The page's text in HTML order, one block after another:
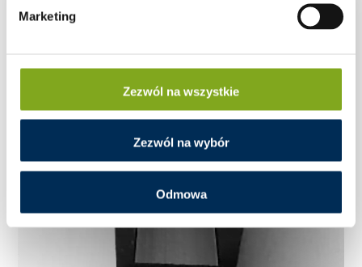
Marketing
Zezwól na wszystkie
Zezwól na wybór
Odmowa